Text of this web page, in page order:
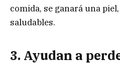
comida, se ganará una
saludables.
3. Ayudan a